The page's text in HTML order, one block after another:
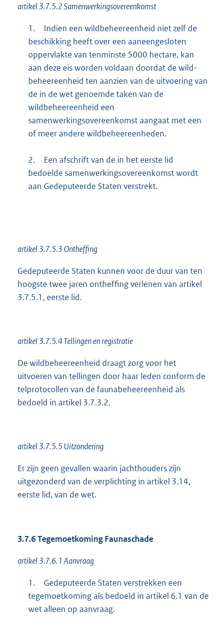
artikel 3.7.5.2 Samenwerkingsovereenkomst
1.
Indien een wildbeheereenheid niet zelf de
beschikking heeft over een aaneengesloten
oppervlakte van tenminste 5000 hectare, kan
aan deze eis worden voldaan doordat de wild-
beheereenheid ten aanzien van de uitvoering van
de in de wet genoemde taken van de
wildbeheereenheid een
samenwerkingsovereenkomst aangaat met een
of meer andere wildbeheereenheden.
2.
Een afschrift van de in het eerste lid
bedoelde samenwerkingsovereenkomst wordt
aan Gedeputeerde Staten verstrekt.
artikel 3.7.5.3 Ontheffing
Gedeputeerde Staten kunnen voor de duur van ten
hoogste twee jaren ontheffing verlenen van artikel
3.7.5.1, eerste lid.
artikel 3.7.5.4 Tellingen en registratie
De wildbeheereenheid draagt zorg voor het
uitvoeren van tellingen door haar leden conform de
telprotocollen van de faunabeheereenheid als
bedoeld in artikel 3.7.3.2.
artikel 3.7.5.5 Uitzondering
Er zijn geen gevallen waarin jachthouders zijn
uitgezonderd van de verplichting in artikel 3.14,
eerste lid, van de wet.
3.7.6 Tegemoetkoming Faunaschade
artikel 3.7.6.1 Aanvraag
1.
Gedeputeerde Staten verstrekken een
tegemoetkoming als bedoeld in artikel 6.1 van de
wet alleen op aanvraag.